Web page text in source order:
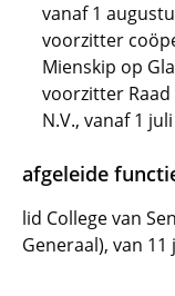
vanaf 1
voorzitter
Mienskip op
voorzitter Raad
N.V., vanaf 1
afgeleide
lid College van
Generaal), van